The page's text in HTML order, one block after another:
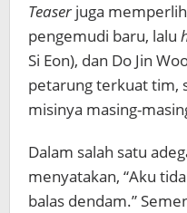
Teaserjuga
pengemudi baru, lalu
Si Eon), dan Do Jin
petarung terkuat tim,
misinya masing-
Dalam salah satu
menyatakan, “Aku
balas dendam.”